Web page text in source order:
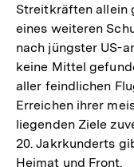
Streitkräften allein
eines weiteren
nach jüngster US-
keine Mittel
aller feindlichen
Erreichen ihrer
liegenden Ziele
20. Jakrkunderts
Heimat und Front.